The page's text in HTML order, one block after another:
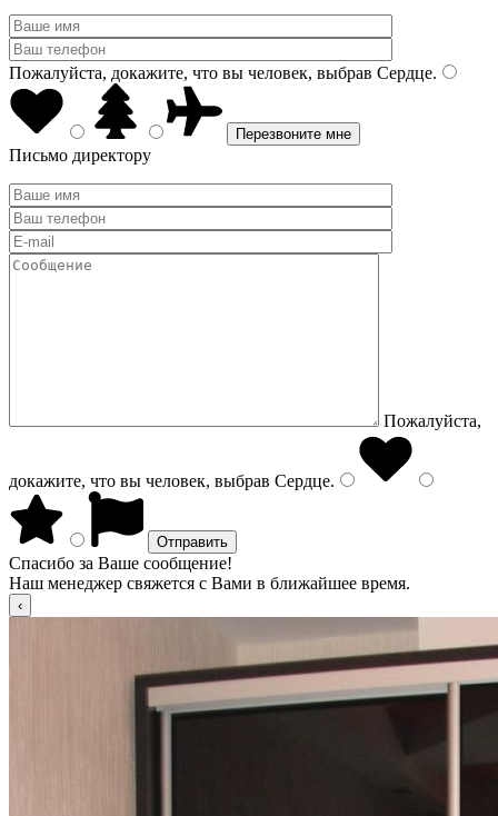
Пожалуйста, докажите, что вы человек, выбрав Сердце.
Письмо директору
Пожалуйста,
докажите, что вы человек, выбрав Сердце.
Спасибо за Ваше сообщение!
Наш менеджер свяжется с Вами в ближайшее время.